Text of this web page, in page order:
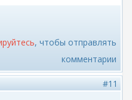
, чтобы отправлять
комментарии
#11